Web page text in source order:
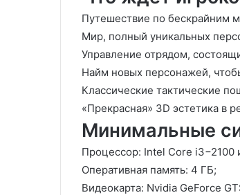
Путешествие по бескрайним
Мир, полный уникальных
Управление отрядом,
Найм новых персонажей,
Классические тактические
«Прекрасная» 3D эстетика в
Минимальные
Процессор: Intel Core i3−2100
Оперативная память: 4 ГБ;
Видеокарта: Nvidia GeForce